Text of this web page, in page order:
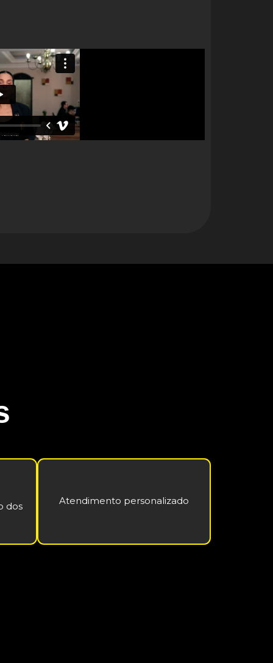
dos Atendimento personalizado